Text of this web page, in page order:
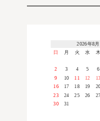
2026年8月
日
月 火 水 木
2 3 4 5 6
9
10 11 12 13
16
17 18 19 20
23 24 25 26 27
30
31